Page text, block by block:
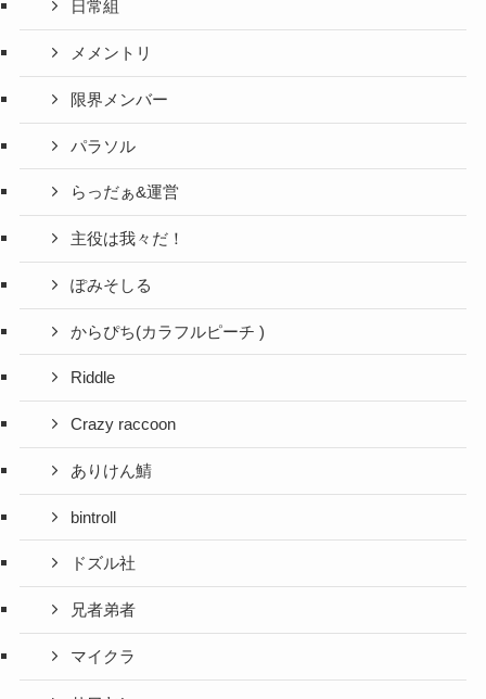
日常組
メメントリ
限界メンバー
パラソル
らっだぁ&運営
主役は我々だ！
ぽみそしる
からぴち(カラフルピーチ )
Riddle
Crazy raccoon
ありけん鯖
bintroll
ドズル社
兄者弟者
マイクラ